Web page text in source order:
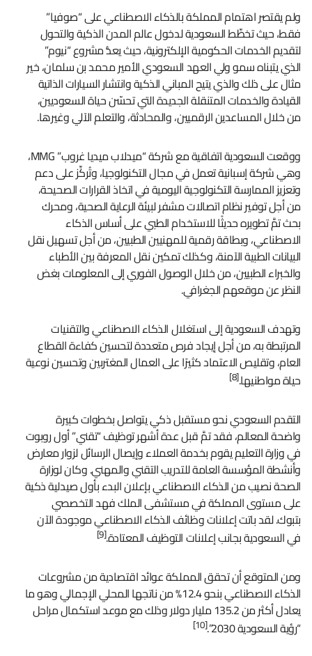
ولم يقتصر اهتمام المملكة بالذكاء الاصطناعي على “صوفيا”
فقط، حيث تخطِّط السعودية لدخول عالم المدن الذكية والتحول
لتقديم الخدمات الحكومية الإلكترونية، حيث يعدُّ مشروع “نيوم”
الذي يتبناه سمو ولي العهد السعودي الأمير محمد بن سلمان، خير
مثال على ذلك والذي يتيح المباني الذكية وانتشار السيارات الذاتية
القيادة والخدمات المتنقلة الجديدة التي تحسّن حياة السعوديين،
من خلال المساعدين الرقميين، والمحادثة، والتعلم الآلي وغيرها.
ووقعت السعودية اتفاقية مع شركة “ميدلاب ميديا غروب” MMG،
وهي شركة إسبانية تعمل في مجال التكنولوجيا، وتُركِّز على دعم
وتعزيز الممارسة التكنولوجية اليومية في اتخاذ القرارات الصحيحة،
من أجل توفير نظام اتصالات مشفر لبيئة الرعاية الصحية، ومحرك
بحث تمَّ تطويره حديثًا للاستخدام الطبي على أساس الذكاء
الاصطناعي، وبطاقة رقمية للمهنيين الطبيين، من أجل تسهيل نقل
البيانات الطبية الآمنة، وكذلك تمكين نقل المعرفة بين الأطباء
والخبراء الطبيين، من خلال الوصول الفوري إلى المعلومات بغض
النظر عن موقعهم الجغرافي.
وتهدف السعودية إلى استغلال الذكاء الاصطناعي والتقنيات
المرتبطة به، من أجل إيجاد فرص متعددة لتحسين كفاءة القطاع
العام، وتقليص الاعتماد كثيرًا على العمال المغتربين وتحسين نوعية
حياة مواطنيها.[8]
التقدم السعودي نحو مستقبل ذكي يتواصل بخطوات كبيرة
واضحة المعالم، فقد تمَّ قبل عدة أشهر توظيف “تقني” أول روبوت
في وزارة التعليم يقوم بخدمة العملاء وإيصال الرسائل لزوار معارض
وأنشطة المؤسسة العامة للتدريب التقني والمهني. وكان لوزارة
الصحة نصيب من الذكاء الاصطناعي بإعلان البدء بأول صيدلية ذكية
على مستوى المملكة في مستشفى الملك فهد التخصصي
بتبوك. لقد باتت إعلانات وظائف الذكاء الاصطناعي موجودة الآن
في السعودية بجانب إعلانات التوظيف المعتادة.[9]
ومن المتوقع أن تحقق المملكة عوائد اقتصادية من مشروعات
الذكاء الاصطناعي بنحو 12.4% من ناتجها المحلي الإجمالي وهو ما
يعادل أكثر من 135.2 مليار دولار وذلك مع موعد استكمال مراحل
“رؤية السعودية 2030”.
[10]